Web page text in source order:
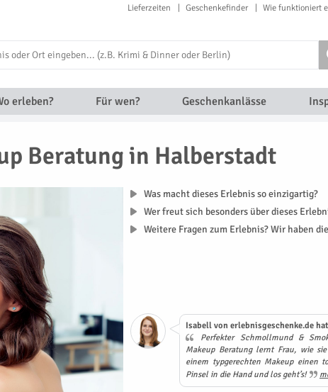
Lieferzeiten Geschenkefinder Wie funktioniert
erleben? Für wen? Geschenkanlässe
Beratung in Halberstadt
Was macht dieses Erlebnis so einzigartig?
Wer freut sich besonders über dieses
Weitere Fragen zum Erlebnis? Wir haben
Isabell von erlebnisgeschenke.de
Perfekter Schmollmund &
Makeup Beratung lernt Frau, wie
einem typgerechten Makeup einen
Pinsel in die Hand und los geht’s!